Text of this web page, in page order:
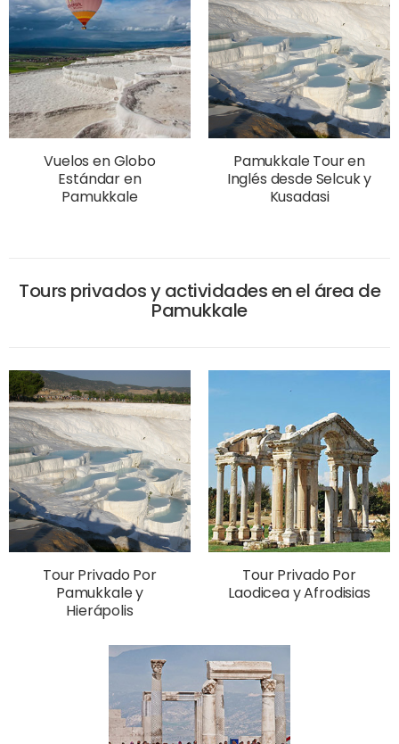
Vuelos en Globo
Estándar en
Pamukkale
Pamukkale Tour en
Inglés desde Selcuk y
Kusadasi
Tours privados y actividades en el área de
Pamukkale
Tour Privado Por
Pamukkale y
Hierápolis
Tour Privado Por
Laodicea y Afrodisias